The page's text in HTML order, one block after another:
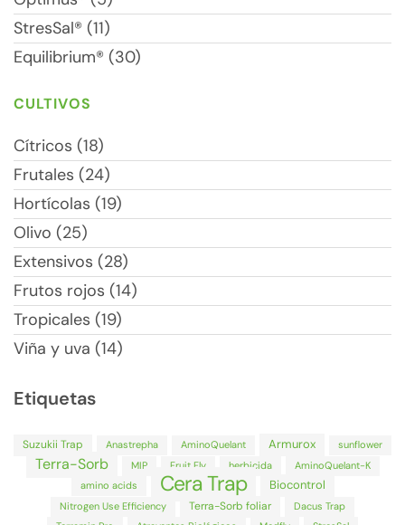
StresSal® (11)
Equilibrium® (30)
CULTIVOS
Cítricos (18)
Frutales (24)
Hortícolas (19)
Olivo (25)
Extensivos (28)
Frutos rojos (14)
Tropicales (19)
Viña y uva (14)
Etiquetas
Suzukii Trap Anastrepha AminoQuelant Armurox sunflower
Terra-Sorb MIP Fruit Fly herbicida
AminoQuelant-K
amino acids
Cera Trap Biocontrol
Nitrogen Use Efficiency Terra-Sorb foliar
Dacus Trap